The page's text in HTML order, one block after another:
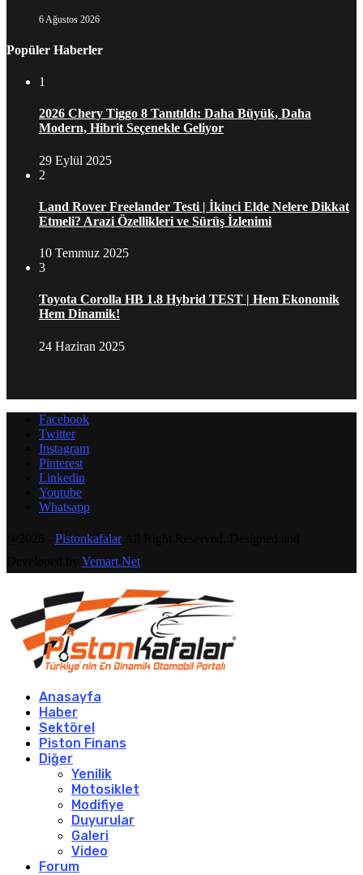
6 Ağustos 2026
Popüler Haberler
1
2026 Chery Tiggo 8 Tanıtıldı: Daha Büyük, Daha
Modern, Hibrit Seçenekle Geliyor
29 Eylül 2025
2
Land Rover Freelander Testi | İkinci Elde Nelere Dikkat
Etmeli? Arazi Özellikleri ve Sürüş İzlenimi
10 Temmuz 2025
3
Toyota Corolla HB 1.8 Hybrid TEST | Hem Ekonomik
Hem Dinamik!
24 Haziran 2025
Facebook
Twitter
Instagram
Pinterest
Linkedin
Youtube
Whatsapp
PistonkafalarAll Right Reserved. Designed and
Vemart.Net
Anasayfa
Haber
Sektörel
Piston Finans
Diğer
Yenilik
Motosiklet
Modifiye
Duyurular
Galeri
Video
Forum